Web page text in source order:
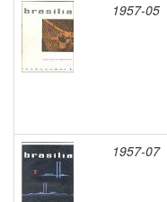
1957-05
1957-07